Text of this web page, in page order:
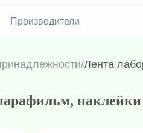
Производители
/Лента
наклейки